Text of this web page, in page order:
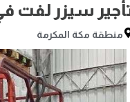
سيزر لفت
منطقة مكة المكرمة